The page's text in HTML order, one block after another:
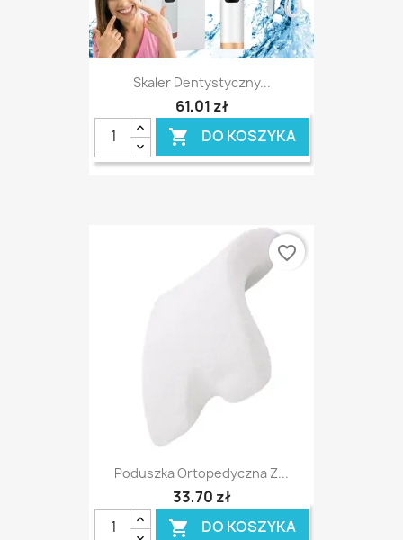
Skaler Dentystyczny...
61,01 zł
 DO KOSZYKA
Poduszka Ortopedyczna Z...
33,70 zł
 DO KOSZYKA
favorite_border